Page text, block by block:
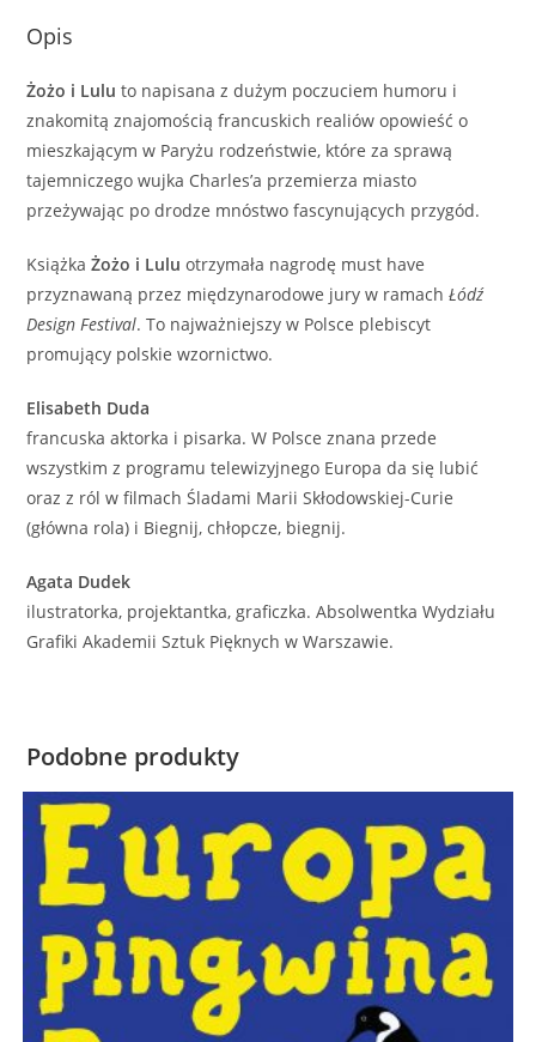
Opis
Żożo i Lulu to napisana z dużym poczuciem humoru i
znakomitą znajomością francuskich realiów opowieść o
mieszkającym w Paryżu rodzeństwie, które za sprawą
tajemniczego wujka Charles’a przemierza miasto
przeżywając po drodze mnóstwo fascynujących przygód.
KsiążkaŻożo i Lulu otrzymała nagrodę must have
przyznawaną przez międzynarodowe jury w ramachŁódź
Design Festival. To najważniejszy w Polsce plebiscyt
promujący polskie wzornictwo.
Elisabeth Duda
francuska aktorka i pisarka. W Polsce znana przede
wszystkim z programu telewizyjnego Europa da się lubić
oraz z ról w filmach Śladami Marii Skłodowskiej-Curie
(główna rola) i Biegnij, chłopcze, biegnij.
Agata Dudek
ilustratorka, projektantka, graficzka. Absolwentka Wydziału
Grafiki Akademii Sztuk Pięknych w Warszawie.
Podobne produkty